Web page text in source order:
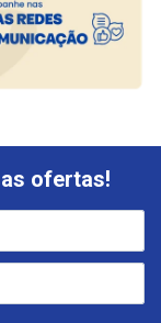
ofertas!